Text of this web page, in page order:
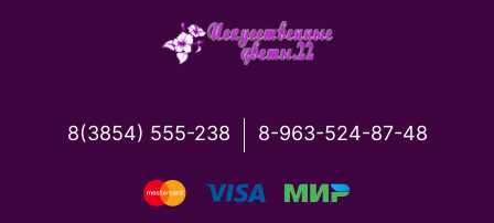
8(3854) 555-238 8-963-524-87-48